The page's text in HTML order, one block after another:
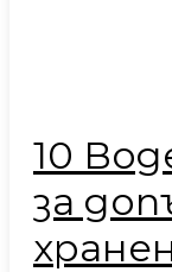
10
за